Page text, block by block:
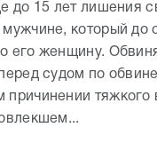
до 15 лет лишения
который до
его женщину.
судом по
тяжкого